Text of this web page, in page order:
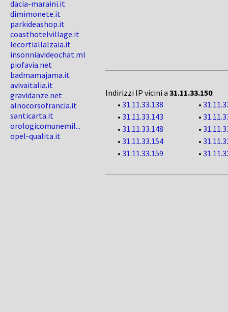
dacia-maraini.it
dimimonete.it
parkideashop.it
coasthotelvillage.it
lecortiallalzaia.it
insonniavideochat.ml
piofavia.net
badmamajama.it
avivaitalia.it
gravidanze.net
alnocorsofrancia.it
santicarta.it
orologicomunemil...
opel-qualita.it
Indirizzi IP vicini a 31.11.33.150:
• 31.11.33.138 •
• 31.11.33.143 •
• 31.11.33.148 •
• 31.11.33.154 •
• 31.11.33.159 •